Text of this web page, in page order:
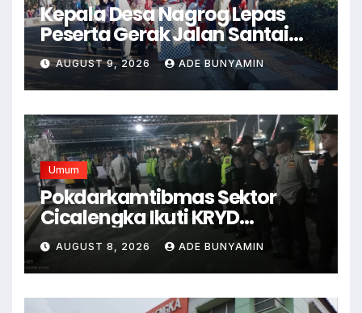
Kepala Desa Nagrog Lepas
Peserta Gerak Jalan Santai
dalam Rangka HUT RI ke-81
AUGUST 9, 2026 ADE BUNYAMIN
Umum
Pokdarkamtibmas Sektor
Cicalengka Ikuti KRYD
Gabungan Bersama TNI-Polri,
Satpol PP dan Linmas, Demi
Terciptanya Keamana Dan
Ketertiban
AUGUST 8, 2026 ADE BUNYAMIN